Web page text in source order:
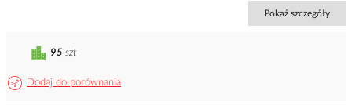
Pokaż szczegóły
Dodaj do porównania
95 szt